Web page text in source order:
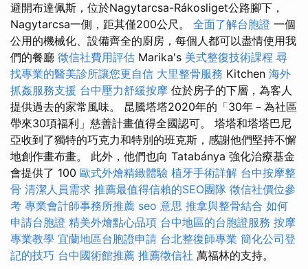
避開布達佩斯，位於Nagytarcsa-Rákosliget公路腳下，
Nagytarcsa一側，距其僅200公尺。 全面了解台胞證 一個
公用的機械化、設備齊全的廚房，每個人都可以盡情使用我
們的餐廳 徵信社費用評估 Marika's 美式整復技術課程 尋
找專業的醫美診所讓您更自信 大里整骨服務 Kitchen 海外
抓姦服務支援 台中壓力舒緩按摩 位於房子的下層，為客人
提供過去的家常風味。 昆騰塔塔2020年的「30年－為社區
帶來30項福利」慈善計畫值得全國認可。 塔塔和塔塔巴尼
亞收到了獨特的巧克力和特別的班克斯，感謝他們堅持不懈
地創作畫布畫。 此外，他們也向 Tatabánya 強化治療基金
會提供了 100 歐式外燴精緻體驗 植牙手術詳解 台中按摩整
骨 清潔人員需求 推薦最值得信賴的SEO團隊 徵信社價位參
考 專業會計師事務所推薦 seo 意思 推拿與整骨結合 如何
申請台胞證 精美外燴點心品項 台中地區的台胞證服務 按摩
專業教學 宜蘭地區台胞證申請 台北整復師專業 簡化公司登
記的技巧 台中國術館推薦 推薦徵信社 萬福林的支持。